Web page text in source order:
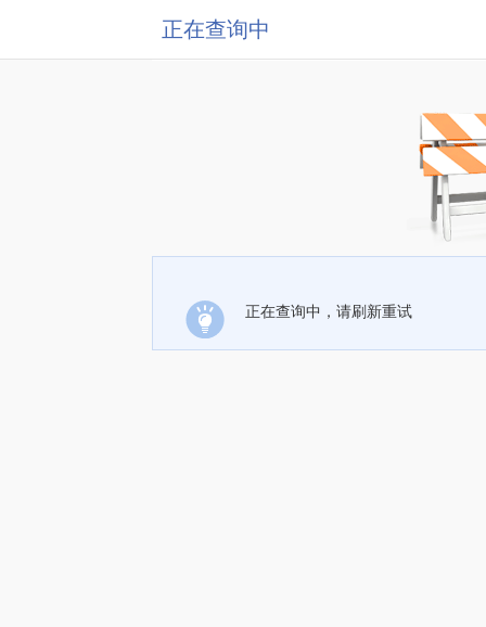
正在查询中
正在查询中，请刷新重试